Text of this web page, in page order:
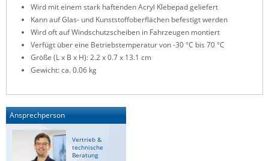
Unwired Networks
Vision
WATTECO
Westermo
ZPE Systems
News zu unseren Herstellern
Wird mit einem stark haftenden Acryl Klebepad geliefert
Kann auf Glas- und Kunststoffoberflächen befestigt werden
Wird oft auf Windschutzscheiben in Fahrzeugen montiert
Verfügt über eine Betriebstemperatur von -30 °C bis 70 °C
Größe (L x B x H): 2.2 x 0.7 x 13.1 cm
Gewicht: ca. 0.06 kg
Ansprechperson
Vertrieb &
technische
Beratung